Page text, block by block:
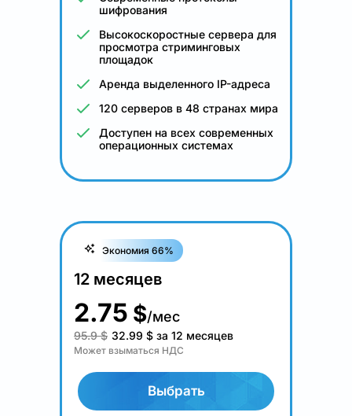
шифрования
Высокоскоростные сервера для
просмотра стриминговых
площадок
Аренда выделенного IP-адреса
120 серверов в 48 странах мира
Доступен на всех современных
операционных системах
Экономия 66%
12 месяцев
2.75 $/мес
95.9 $ 32.99 $ за 12 месяцев
Может взыматься НДС
Выбрать